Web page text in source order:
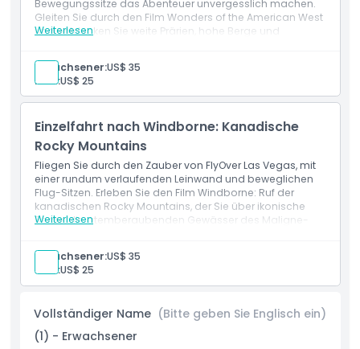
Öffnungszeiten
Dinge, die Sie wissen sollten
Ort
Wie man dorthin gelangt
Stornierungsbedingungen
Bewegungssitze das Abenteuer unvergesslich machen.
Gleiten Sie durch den Film Wonders of the American West
und entdecken Sie weite Prärien, hohe Berge und
atemberaubende Schönheit der Vereinigten Staaten von
oben mit eindringlichen Spezialeffekten.
müssen mindestens 102 cm groß sein, um diese
aufregende Fahrt genießen zu können.
Weiterlesen
Erwachsener:US$ 35
Kind:US$ 25
Einzelfahrt nach Windborne: Kanadische
Rocky Mountains
Fliegen Sie durch den Zauber von FlyOver Las Vegas, mit
einer rundum verlaufenden Leinwand und beweglichen
Flug-Sitzen. Erleben Sie den Film Windborne: Ruf der
kanadischen Rocky Mountains, der Sie über ikonische
Berge, die atemberaubenden Gewässer des Maligne-
Somervell führt. Tauchen Sie ein in dieses
atemberaubende Abenteuer mit fesselnden Bildern und
Bewegungseffekten.
102 cm groß sein, um teilzunehmen.
Weiterlesen
Erwachsener:US$ 35
Kind:US$ 25
Vollständiger Name (Bitte geben Sie Englisch ein)
(1) - Erwachsener